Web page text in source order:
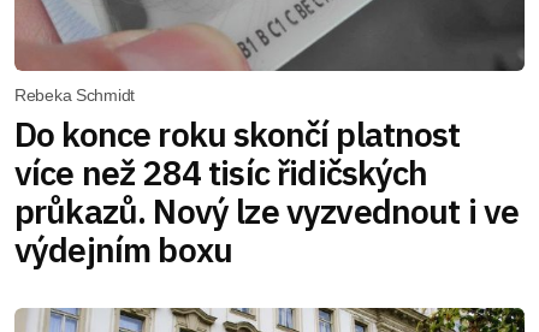
Rebeka Schmidt
Do konce roku skončí platnost
více než 284 tisíc řidičských
průkazů. Nový lze vyzvednout i ve
výdejním boxu